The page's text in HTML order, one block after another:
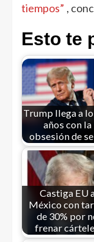
tiempos” ,
Esto te
Trump llega a
años con la
obsesión de
Castiga EU
México con
de 30% por
frenar